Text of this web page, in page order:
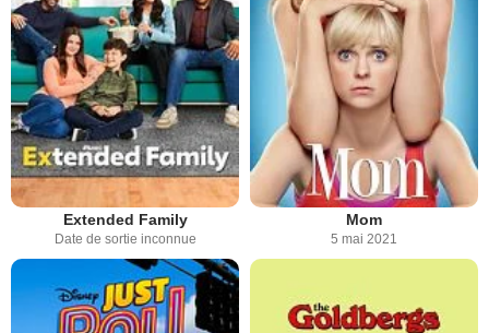
Extended Family
Date de sortie inconnue
Mom
5 mai 2021